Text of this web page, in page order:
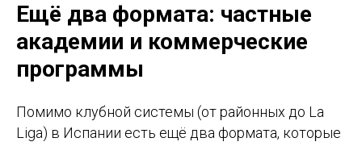
Ещё два формата: частные
академии и коммерческие
программы
Помимо клубной системы (от районных до La
Liga) в Испании есть ещё два формата, которые